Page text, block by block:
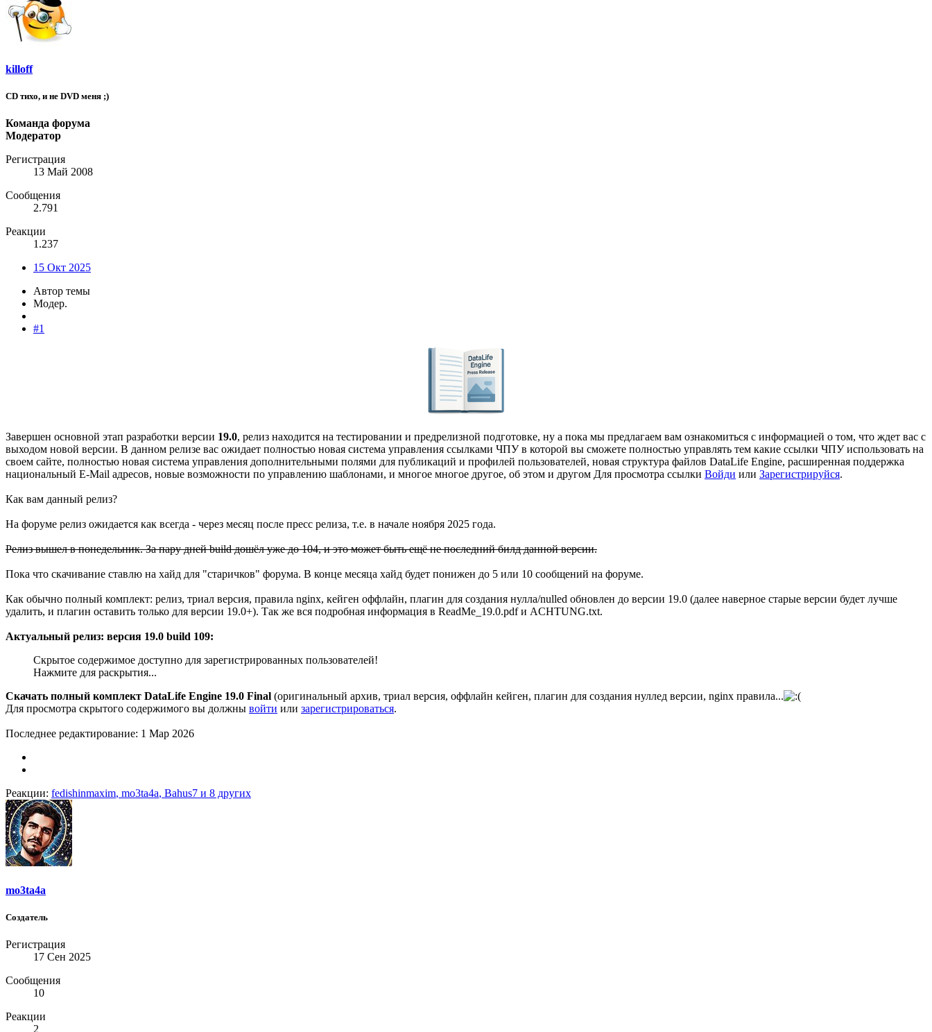
killoff
CD тихо, и не DVD меня ;)
Команда форума
Модератор
Регистрация
13 Май 2008
Сообщения
2.791
Реакции
1.237
15 Окт 2025
Автор темы
Модер.
#1
Завершен основной этап разработки версии 19.0, релиз находится на тестировании и предрелизной подготовке, ну а пока мы предлагаем вам ознакомиться с информацией о том, что ждет вас с
выходом новой версии. В данном релизе вас ожидает полностью новая система управления ссылками ЧПУ в которой вы сможете полностью управлять тем какие ссылки ЧПУ использовать на
своем сайте, полностью новая система управления дополнительными полями для публикаций и профилей пользователей, новая структура файлов DataLife Engine, расширенная поддержка
национальный E-Mail адресов, новые возможности по управлению шаблонами, и многое многое другое, об этом и другом Для просмотра ссылки Войди или Зарегистрируйся.
Как вам данный релиз?
На форуме релиз ожидается как всегда - через месяц после пресс релиза, т.е. в начале ноября 2025 года.
Релиз вышел в понедельник. За пару дней build дошёл уже до 104, и это может быть ещё не последний билд данной версии.
Пока что скачивание ставлю на хайд для "старичков" форума. В конце месяца хайд будет понижен до 5 или 10 сообщений на форуме.
Как обычно полный комплект: релиз, триал версия, правила nginx, кейген оффлайн, плагин для создания нулла/nulled обновлен до версии 19.0 (далее наверное старые версии будет лучше
удалить, и плагин оставить только для версии 19.0+). Так же вся подробная информация в ReadMe_19.0.pdf и ACHTUNG.txt.
Актуальный релиз: версия 19.0 build 109:
Скрытое содержимое доступно для зарегистрированных пользователей!
Нажмите для раскрытия...
Скачать полный комплект DataLife Engine 19.0 Final (оригинальный архив, триал версия, оффлайн кейген, плагин для создания нуллед версии, nginx правила...
Для просмотра скрытого содержимого вы должны войти или зарегистрироваться.
Последнее редактирование: 1 Мар 2026
Реакции: fedishinmaxim, mo3ta4a, Bahus7 и 8 других
mo3ta4a
Создатель
Регистрация
17 Сен 2025
Сообщения
10
Реакции
2